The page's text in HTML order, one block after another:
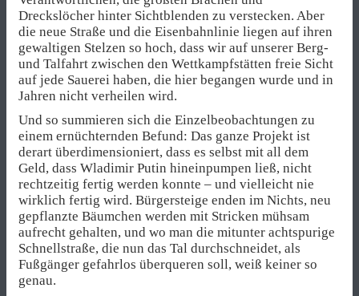
Dreckslöcher hinter Sichtblenden zu verstecken. Aber
die neue Straße und die Eisenbahnlinie liegen auf ihren
gewaltigen Stelzen so hoch, dass wir auf unserer Berg-
und Talfahrt zwischen den Wettkampfstätten freie Sicht
auf jede Sauerei haben, die hier begangen wurde und in
Jahren nicht verheilen wird.
Und so summieren sich die Einzelbeobachtungen zu
einem ernüchternden Befund: Das ganze Projekt ist
derart überdimensioniert, dass es selbst mit all dem
Geld, dass Wladimir Putin hineinpumpen ließ, nicht
rechtzeitig fertig werden konnte – und vielleicht nie
wirklich fertig wird. Bürgersteige enden im Nichts, neu
gepflanzte Bäumchen werden mit Stricken mühsam
aufrecht gehalten, und wo man die mitunter achtspurige
Schnellstraße, die nun das Tal durchschneidet, als
Fußgänger gefahrlos überqueren soll, weiß keiner so
genau.